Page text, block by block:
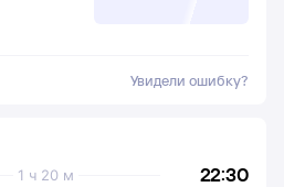
Увидели ошибку?
22:30
1 ч 20 м